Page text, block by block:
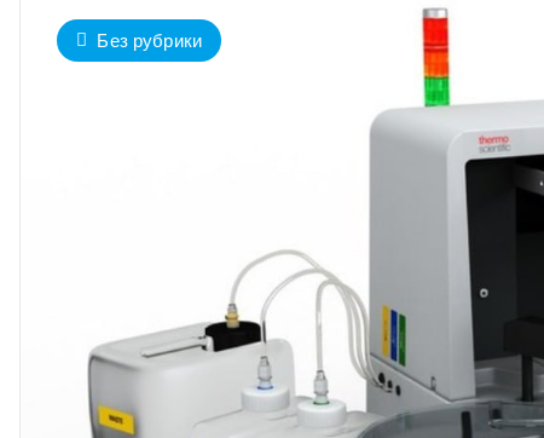
Без рубрики